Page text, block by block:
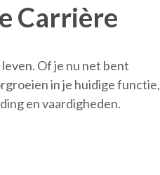
Carrière
Of je nu net bent
in je huidige
en vaardigheden.